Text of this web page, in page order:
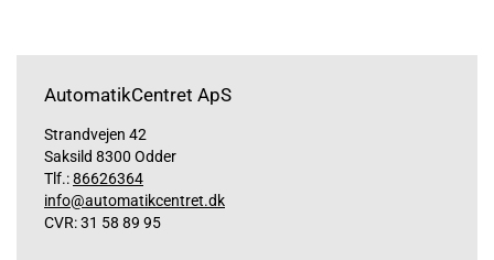
AutomatikCentret ApS
Strandvejen 42
Saksild 8300 Odder
Tlf.:86626364
info@automatikcentret.dk
CVR: 31 58 89 95